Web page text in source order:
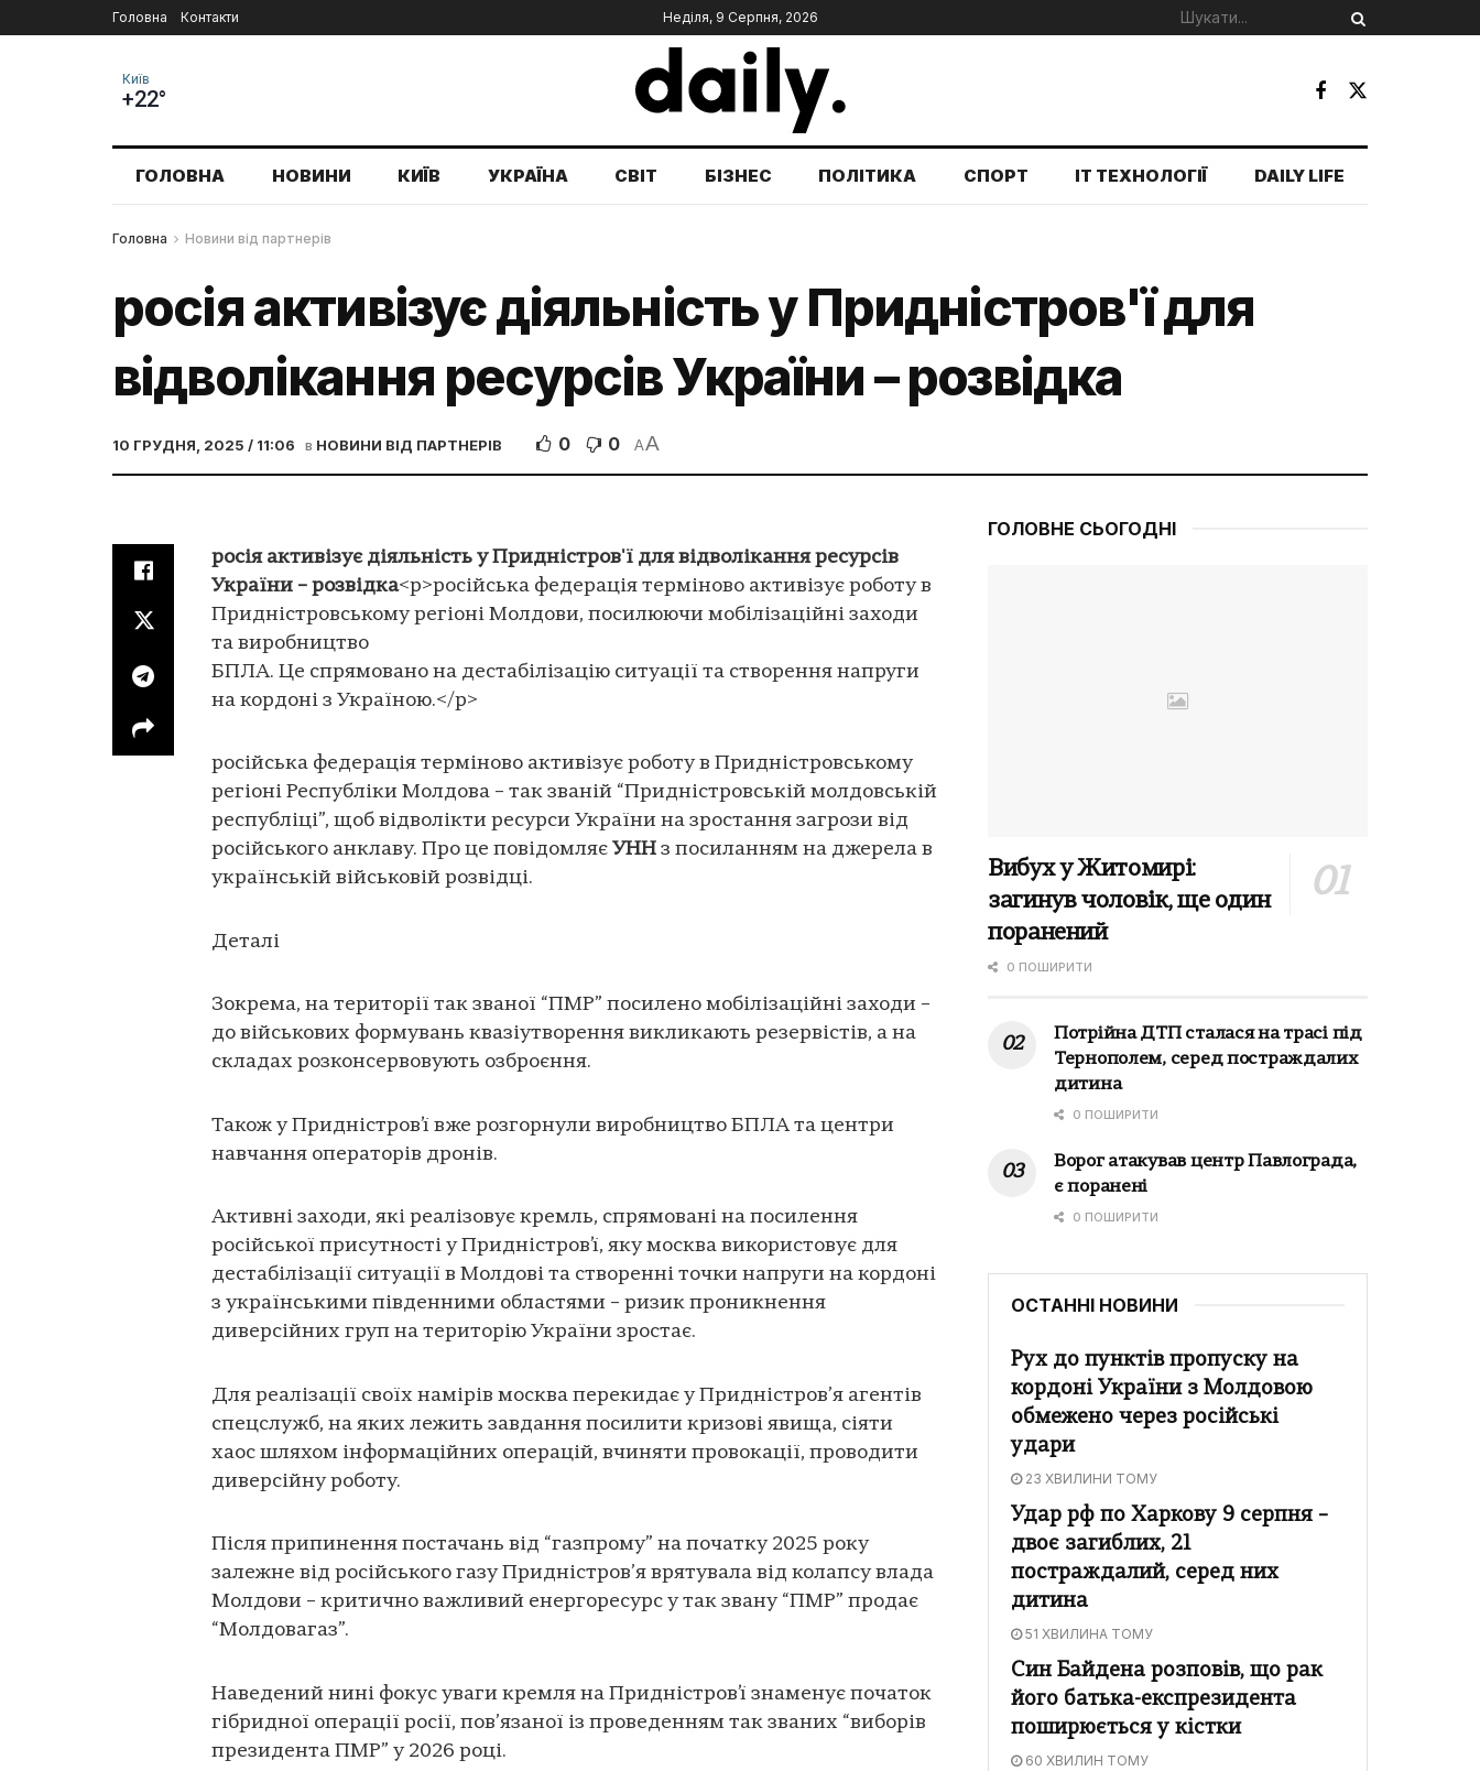
Головна Контакти Неділя, 9 Серпня, 2026
Київ
+22°
ГОЛОВНА НОВИНИ КИЇВ УКРАЇНА СВІТ БІЗНЕС ПОЛІТИКА СПОРТ IT ТЕХНОЛОГІЇ DAILY LIFE
Головна Новини від партнерів
росія активізує діяльність у Придністров'ї для
відволікання ресурсів України – розвідка
10 ГРУДНЯ, 2025 / 11:06 в НОВИНИ ВІД ПАРТНЕРІВ 0 0 AA
росія активізує діяльність у Придністров'ї для відволікання ресурсів
України – розвідка<p>російська федерація терміново активізує роботу в
Придністровському регіоні Молдови, посилюючи мобілізаційні заходи
та виробництво
БПЛА. Це спрямовано на дестабілізацію ситуації та створення напруги
на кордоні з Україною.</p>
російська федерація терміново активізує роботу в Придністровському
регіоні Республіки Молдова – так званій “Придністровській молдовській
республіці”, щоб відволікти ресурси України на зростання загрози від
російського анклаву. Про це повідомляє УНН з посиланням на джерела в
українській військовій розвідці.
Деталі
Зокрема, на території так званої “ПМР” посилено мобілізаційні заходи –
до військових формувань квазіутворення викликають резервістів, а на
складах розконсервовують озброєння.
Також у Придністров’ї вже розгорнули виробництво БПЛА та центри
навчання операторів дронів.
Активні заходи, які реалізовує кремль, спрямовані на посилення
російської присутності у Придністров’ї, яку москва використовує для
дестабілізації ситуації в Молдові та створенні точки напруги на кордоні
з українськими південними областями – ризик проникнення
диверсійних груп на територію України зростає.
Для реалізації своїх намірів москва перекидає у Придністров’я агентів
спецслужб, на яких лежить завдання посилити кризові явища, сіяти
хаос шляхом інформаційних операцій, вчиняти провокації, проводити
диверсійну роботу.
Після припинення постачань від “газпрому” на початку 2025 року
залежне від російського газу Придністров’я врятувала від колапсу влада
Молдови – критично важливий енергоресурс у так звану “ПМР” продає
“Молдовагаз”.
Наведений нині фокус уваги кремля на Придністров’ї знаменує початок
гібридної операції росії, пов’язаної із проведенням так званих “виборів
президента ПМР” у 2026 році.
ГОЛОВНЕ СЬОГОДНІ
Вибух у Житомирі:
загинув чоловік, ще один
поранений
0 ПОШИРИТИ
Потрійна ДТП сталася на трасі під
Тернополем, серед постраждалих
дитина
0 ПОШИРИТИ
Ворог атакував центр Павлограда,
є поранені
0 ПОШИРИТИ
ОСТАННІ НОВИНИ
Рух до пунктів пропуску на
кордоні України з Молдовою
обмежено через російські
удари
23 ХВИЛИНИ ТОМУ
Удар рф по Харкову 9 серпня –
двоє загиблих, 21
постраждалий, серед них
дитина
51 ХВИЛИНА ТОМУ
Син Байдена розповів, що рак
його батька-експрезидента
поширюється у кістки
60 ХВИЛИН ТОМУ